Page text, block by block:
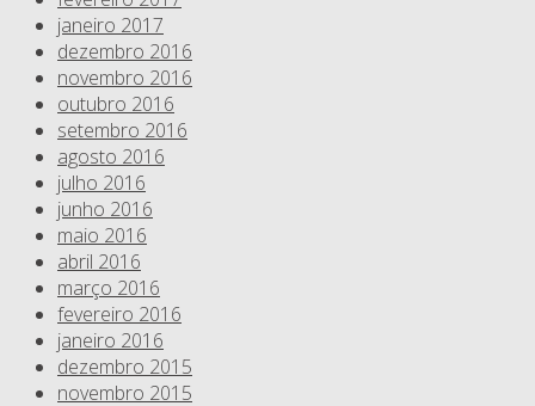
janeiro 2017
dezembro 2016
novembro 2016
outubro 2016
setembro 2016
agosto 2016
julho 2016
junho 2016
maio 2016
abril 2016
março 2016
fevereiro 2016
janeiro 2016
dezembro 2015
novembro 2015